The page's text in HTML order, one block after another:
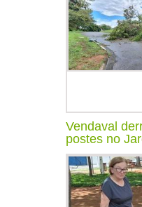
Vendaval
postes no